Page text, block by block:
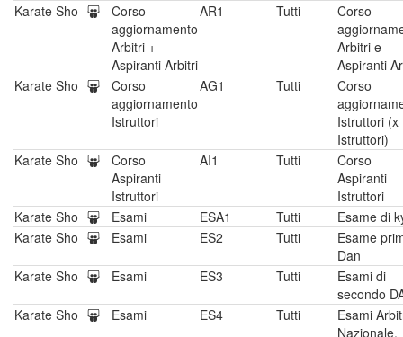
Karate Sho
Corso
aggiornamento
Arbitri +
Aspiranti Arbitri
AR1 Tutti
Corso
Arbitri e
Aspiranti
Karate Sho
Corso
aggiornamento
Istruttori
AG1 Tutti
Corso
Istruttori (x
Istruttori)
Karate Sho
Corso
Aspiranti
Istruttori
AI1 Tutti
Corso
Aspiranti
Istruttori
Karate Sho
Esami ESA1 Tutti
Esame di
Karate Sho
Esami ES2 Tutti
Esame
Dan
Karate Sho
Esami ES3 Tutti
Esami di
secondo
Karate Sho
Esami ES4 Tutti
Esami
Nazionale,